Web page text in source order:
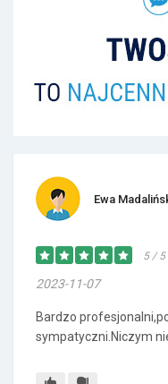
Ewa
5 / 5
2023-11-07
Bardzo
sympatyczni.Niczym